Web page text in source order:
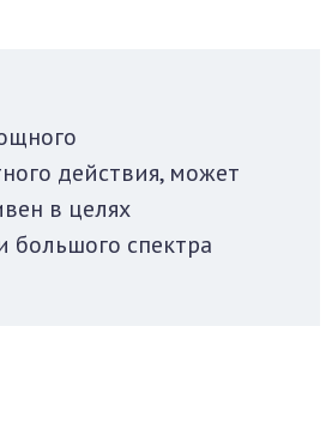
действия, может
в целях
большого спектра